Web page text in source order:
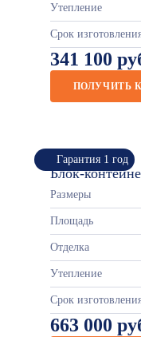
Утепление
Срок
341 100
ПОЛУЧИТЬ
Гарантия 1 год
Блок-
Размеры
Площадь
Отделка
Утепление
Срок
663 000